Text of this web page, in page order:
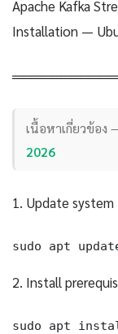
Apache Kafka
Installation —
เนื้อหาเกี่ยวข้อง
2026
1. Update system
sudo apt
2. Install
sudo apt